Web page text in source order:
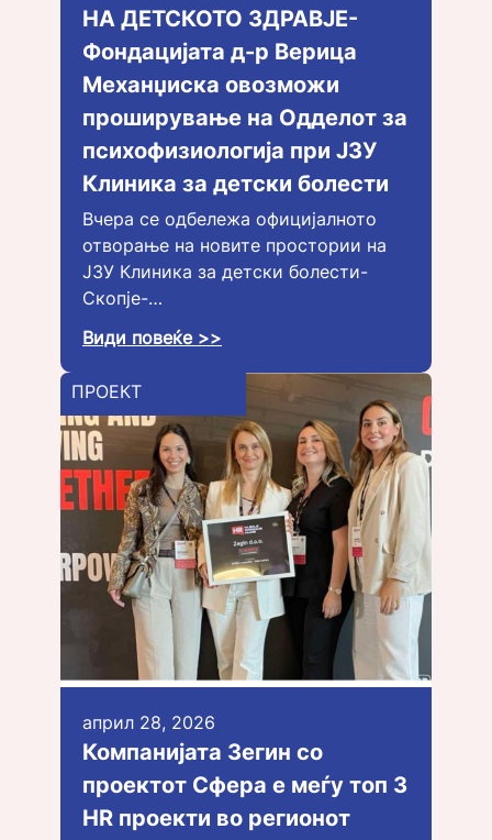
НА ДЕТСКОТО ЗДРАВЈЕ-
Фондацијата д-р Верица
Механџиска овозможи
проширување на Одделот за
психофизиологија при ЈЗУ
Клиника за детски болести
Вчера се одбележа официјалното
отворање на новите простории на
ЈЗУ Клиника за детски болести-
Скопје-…
Види повеќе >>
ПРОЕКТ
април 28, 2026
Компанијата Зегин со
проектот Сфера е меѓу топ 3
HR проекти во регионот